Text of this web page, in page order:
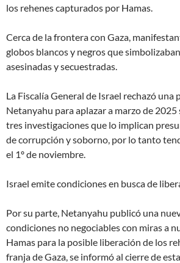
los rehenes capturados por Hamas.
Cerca de la frontera con Gaza,
globos blancos y negros que
asesinadas y secuestradas.
La Fiscalía General de Israel rechazó una
Netanyahu para aplazar a marzo de
tres investigaciones que lo implican
de corrupción y soborno, por lo tanto
el 1º de noviembre.
Israel emite condiciones en busca de
Por su parte, Netanyahu publicó una
condiciones no negociablescon miras a
Hamas para la posible liberación de los
franja de Gaza, se informó al cierre de